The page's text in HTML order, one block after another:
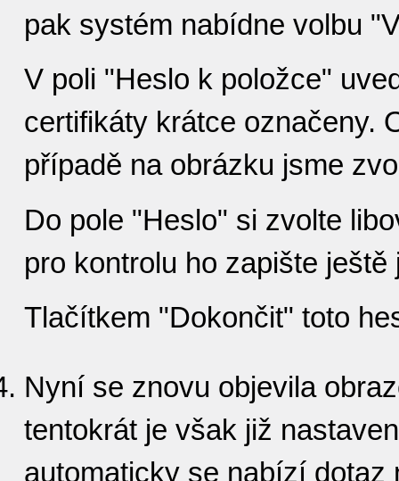
pak systém nabídne volbu
V poli "Heslo k položce"
certifikáty krátce označeny.
případě na obrázku jsme
Do pole "Heslo" si zvolte
pro kontrolu ho zapište
Tlačítkem "Dokončit" toto
Nyní se znovu objevila
tentokrát je však již
automaticky se nabízí dotaz